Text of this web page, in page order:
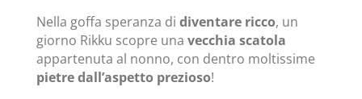
Nella goffa speranza di diventare ricco, un
giorno Rikku scopre una vecchia scatola
appartenuta al nonno, con dentro moltissime
pietre dall’aspetto prezioso!